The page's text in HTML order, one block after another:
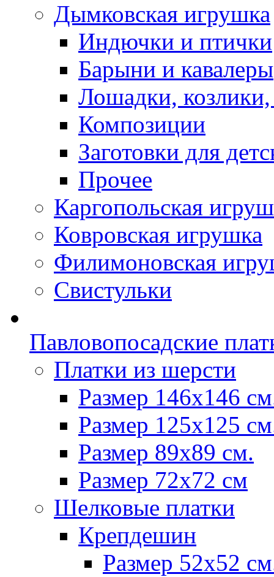
Дымковская игрушка
Индючки и птички
Барыни и кавалеры
Лошадки,
Композиции
Заготовки для
Прочее
Каргопольская
Ковровская игрушка
Филимоновская
Свистульки
Павловопосадские
Платки из шерсти
Размер 146х146
Размер 125х125
Размер 89х89 см.
Размер 72x72 см
Шелковые платки
Крепдешин
Размер 52х52